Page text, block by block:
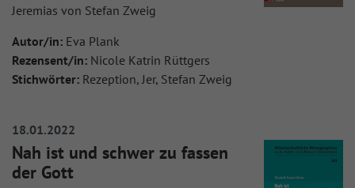
Jeremias von Stefan Zweig
Autor/in: Eva Plank
Rezensent/in: Nicole Katrin Rüttgers
Stichwörter: Rezeption, Jer, Stefan Zweig
18.01.2022
Nah ist und schwer zu fassen
der Gott